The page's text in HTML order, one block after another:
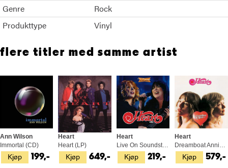
Genre
Rock
Produkttype
Vinyl
flere titler med samme artist
Kjøp
Ann Wilson
Immortal (CD)
199,- Kjøp
Heart
Heart (LP)
649,- Kjøp
Heart
Live On Soundstage (CD+DVD)
219,- Kjøp
Heart
Dreamboat Annie (LP)
579,-